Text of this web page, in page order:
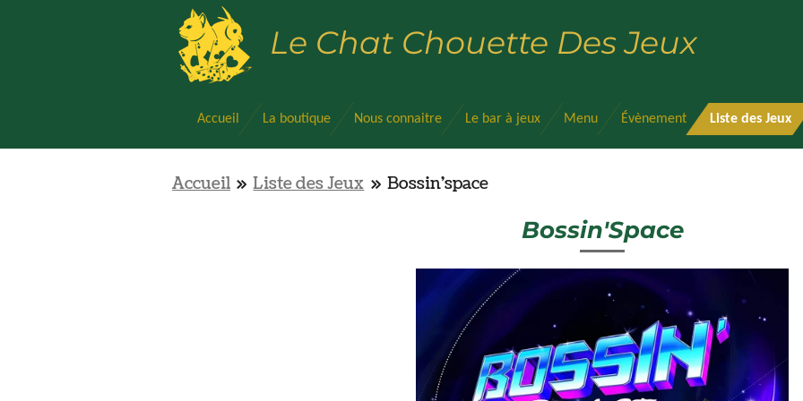
Le Chat Chouette Des Jeux
Accueil La boutique Nous connaitre Le bar à jeux Menu Évènement Liste des Jeux
Accueil » Liste des Jeux » Bossin'space
Bossin'Space